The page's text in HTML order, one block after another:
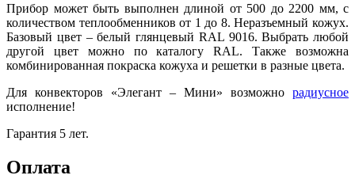
Прибор может быть выполнен длиной от 500 до 2200 мм, с
количеством теплообменников от 1 до 8. Неразъемный кожух.
Базовый цвет – белый глянцевый RAL 9016. Выбрать любой
другой цвет можно по каталогу RAL. Также возможна
комбинированная покраска кожуха и решетки в разные цвета.
Для конвекторов «Элегант – Мини» возможно радиусное
исполнение!
Гарантия 5 лет.
Оплата